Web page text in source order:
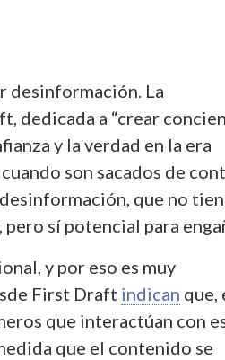
desinformación. La
dedicada a “crear
y la verdad en la era
son sacados de
que no
sí potencial para
y por eso es muy
First Draft indican que,
que interactúan con
que el contenido se